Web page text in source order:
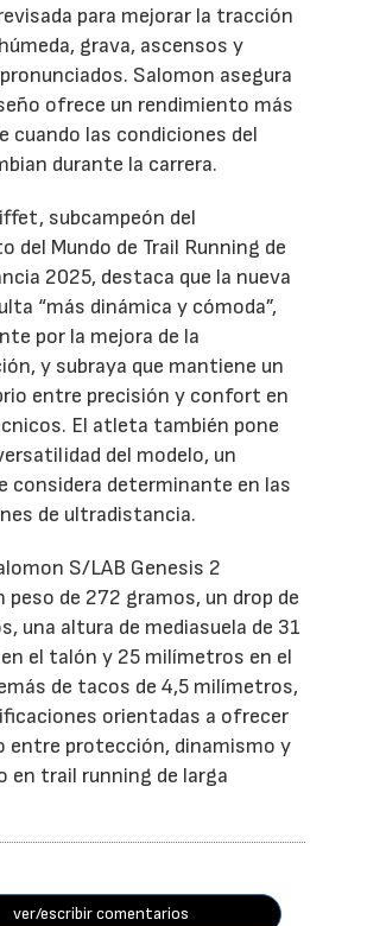
para mejorar la tracción
grava, ascensos y
Salomon asegura
ofrece un rendimiento más
cuando las condiciones del
durante la carrera.
subcampeón del
del Mundo de Trail Running de
2025, destaca que la nueva
“más dinámica y cómoda”,
por la mejora de la
y subraya que mantiene un
entre precisión y confort en
El atleta también pone
del modelo, un
considera determinante en las
de ultradistancia.
S/LAB Genesis 2
peso de 272 gramos, un drop de
una altura de mediasuela de 31
el talón y 25 milímetros en el
de tacos de 4,5 milímetros,
orientadas a ofrecer
entre protección, dinamismo y
en trail running de larga
ver/escribir comentarios